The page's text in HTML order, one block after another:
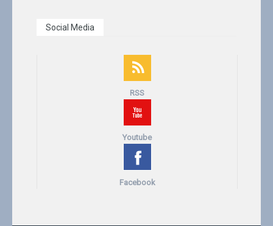
Social Media
RSS
Youtube
Facebook